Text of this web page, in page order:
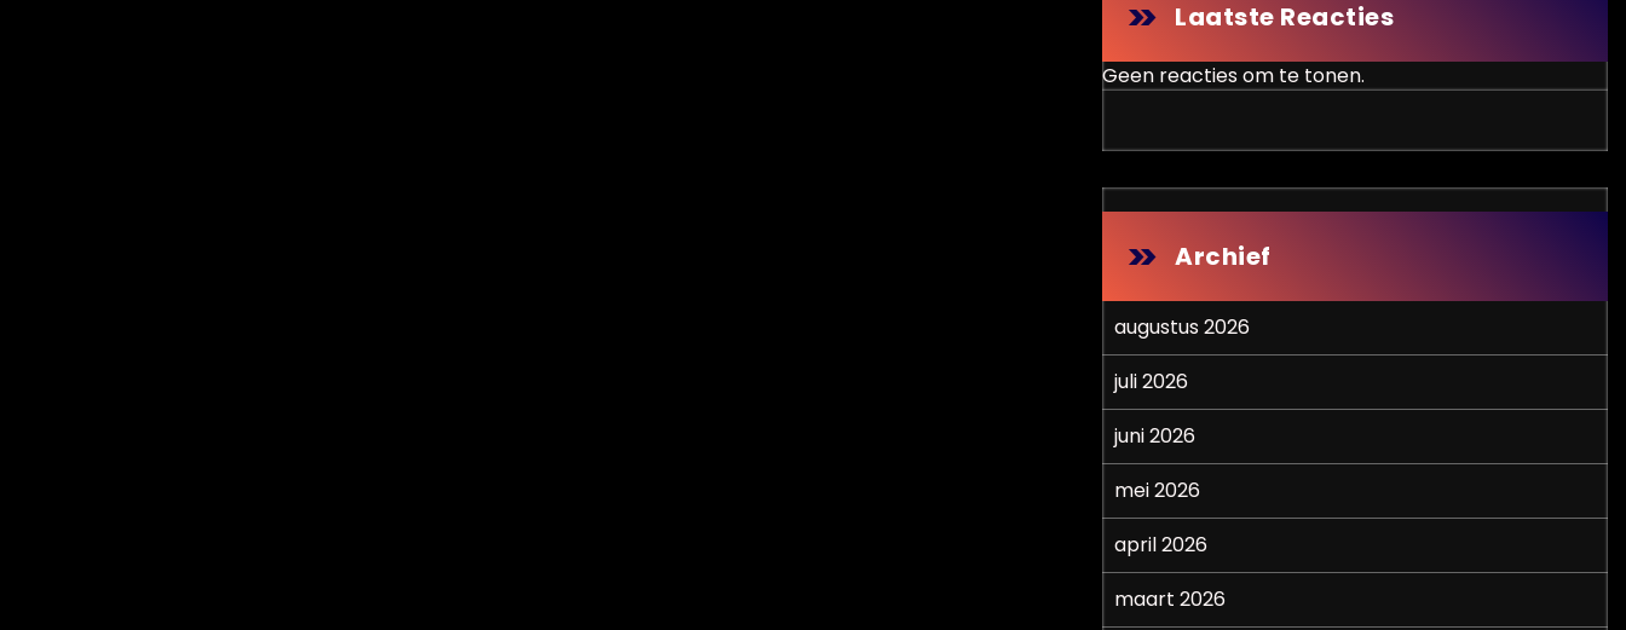
Laatste Reacties
Geen reacties om te tonen.
Archief
augustus 2026
juli 2026
juni 2026
mei 2026
april 2026
maart 2026